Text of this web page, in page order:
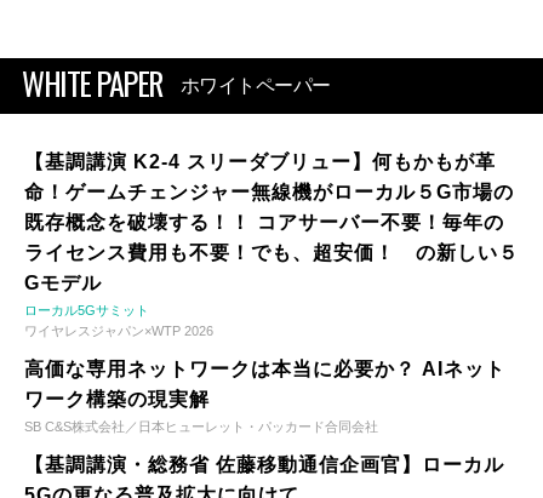
WHITE PAPER ホワイトペーパー
【基調講演 K2-4 スリーダブリュー】何もかもが革
命！ゲームチェンジャー無線機がローカル５G市場の
既存概念を破壊する！！ コアサーバー不要！毎年の
ライセンス費用も不要！でも、超安価！ の新しい５
Gモデル
ローカル5Gサミット
ワイヤレスジャパン×WTP 2026
高価な専用ネットワークは本当に必要か？ AIネット
ワーク構築の現実解
SB C&S株式会社／日本ヒューレット・パッカード合同会社
【基調講演・総務省 佐藤移動通信企画官】ローカル